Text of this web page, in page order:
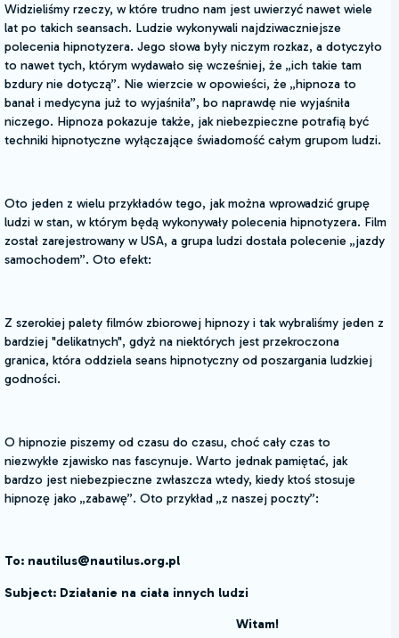
Widzieliśmy rzeczy, w które trudno nam jest uwierzyć nawet wiele
lat po takich seansach. Ludzie wykonywali najdziwaczniejsze
polecenia hipnotyzera. Jego słowa były niczym rozkaz, a dotyczyło
to nawet tych, którym wydawało się wcześniej, że „ich takie tam
bzdury nie dotyczą”. Nie wierzcie w opowieści, że „hipnoza to
banał i medycyna już to wyjaśniła”, bo naprawdę nie wyjaśniła
niczego. Hipnoza pokazuje także, jak niebezpieczne potrafią być
techniki hipnotyczne wyłączające świadomość całym grupom ludzi.
Oto jeden z wielu przykładów tego, jak można wprowadzić grupę
ludzi w stan, w którym będą wykonywały polecenia hipnotyzera. Film
został zarejestrowany w USA, a grupa ludzi dostała polecenie „jazdy
samochodem”. Oto efekt:
Z szerokiej palety filmów zbiorowej hipnozy i tak wybraliśmy jeden z
bardziej "delikatnych", gdyż na niektórych jest przekroczona
granica, która oddziela seans hipnotyczny od poszargania ludzkiej
godności.
O hipnozie piszemy od czasu do czasu, choć cały czas to
niezwykłe zjawisko nas fascynuje. Warto jednak pamiętać, jak
bardzo jest niebezpieczne zwłaszcza wtedy, kiedy ktoś stosuje
hipnozę jako „zabawę”. Oto przykład „z naszej poczty”:
To: nautilus@nautilus.org.pl
Subject: Działanie na ciała innych ludzi
Witam!